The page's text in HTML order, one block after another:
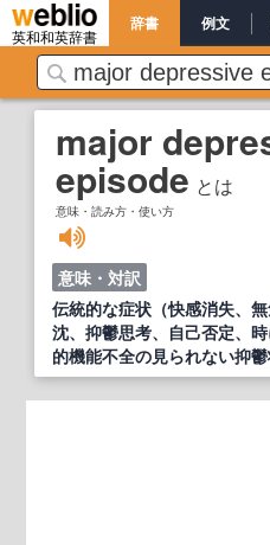
英和和英辞書
辞書 例文
major
episode とは
意味・読み方・使い方
意味・対訳
伝統的な症状（快感消失、
沈、抑鬱思考、自己否定、
的機能不全の見られない抑